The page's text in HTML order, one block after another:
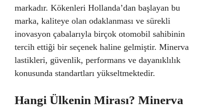
markadır. Kökenleri Hollanda’dan başlayan bu
marka, kaliteye olan odaklanması ve sürekli
inovasyon çabalarıyla birçok otomobil sahibinin
tercih ettiği bir seçenek haline gelmiştir. Minerva
lastikleri, güvenlik, performans ve dayanıklılık
konusunda standartları yükseltmektedir.
Hangi Ülkenin Mirası? Minerva